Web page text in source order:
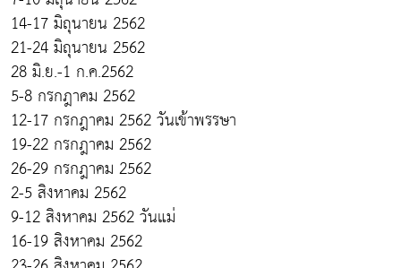
14-17 มิถุนายน 2562
21-24 มิถุนายน 2562
28 มิ.ย.-1 ก.ค.2562
5-8 กรกฎาคม 2562
12-17 กรกฎาคม 2562 วันเข้าพรรษา
19-22 กรกฎาคม 2562
26-29 กรกฎาคม 2562
2-5 สิงหาคม 2562
9-12 สิงหาคม 2562 วันแม่
16-19 สิงหาคม 2562